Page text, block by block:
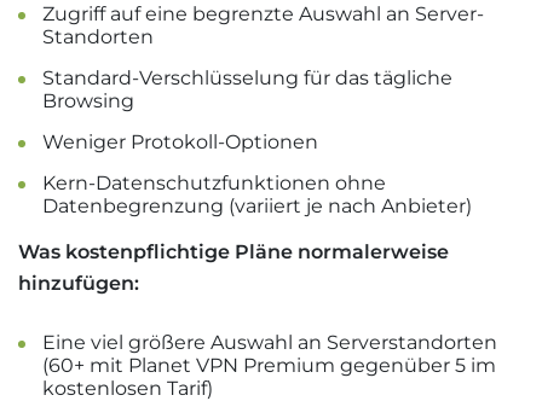
Zugriff auf eine begrenzte Auswahl an Server-
Standorten
Standard-Verschlüsselung für das tägliche
Browsing
Weniger Protokoll-Optionen
Kern-Datenschutzfunktionen ohne
Datenbegrenzung (variiert je nach Anbieter)
Was kostenpflichtige Pläne normalerweise
hinzufügen:
Eine viel größere Auswahl an Serverstandorten
(60+ mit Planet VPN Premium gegenüber 5 im
kostenlosen Tarif)